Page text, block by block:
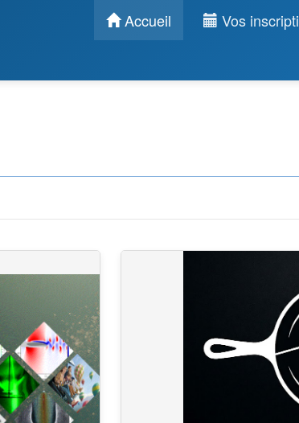
Accueil Vos